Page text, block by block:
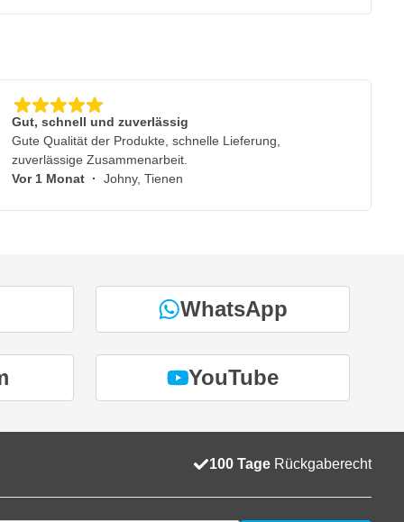
Gut, schnell und zuverlässig
Gute Qualität der Produkte, schnelle Lieferung,
zuverlässige Zusammenarbeit.
Vor 1 Monat · Johny, Tienen
WhatsApp
YouTube
100 Tage Rückgaberecht